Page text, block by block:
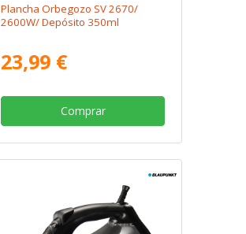
Plancha Orbegozo SV 2670/
2600W/ Depósito 350ml
23,99 €
Comprar